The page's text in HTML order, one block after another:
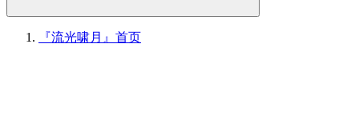
『流光啸月』 首页